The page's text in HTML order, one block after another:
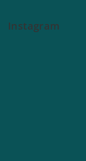
Instagram